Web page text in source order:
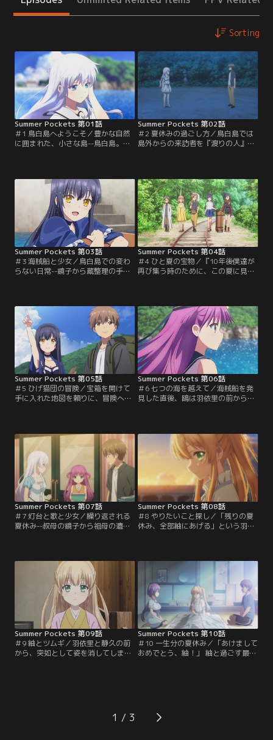
Sorting
Summer Pockets 第01話
＃1 鳥白島へようこそ／豊かな自然
に囲まれた、小さな島--鳥白島。高
なっていた。「さしずめ俺は、傷つ
いた渡り鳥か……」木陰で無防備に
寝る少女や、上半身裸で堂々と道を
歩く少年、親戚にあたるという加藤
うみなど、羽依里は鳥白島で様々な
人たちと出会っていく。【提供：バ
ンダイチャンネル】
Summer Pockets 第02話
＃2 夏休みの過ごし方／鳥白島では
島外からの来訪者を『渡りの人』と
呼び、歓待するのが習わしとなって
ゴツい水鉄砲で上半身裸の不届き者
を狙撃する野村美希、卓球に異常な
情熱を注ぐ加納天善--が、羽依里の
ために歓迎会を開いてくれる。そこ
で羽依里は…。【提供：バンダイチ
ャンネル】
Summer Pockets 第03話
＃3 海賊船と少女／鳥白島での変わ
らない日常--鏡子から蔵整理の手伝
引きずる好奇心旺盛な少女、久島
鴎。鴎は初対面にも関わらず、「羽
依里」の名を呼ぶと--この島に来た
目的が『宝探し』だと打ち明け、羽
依里を『宝探し』の冒険へと誘う。
幼少期に一度…。【提供：バンダイ
チャンネル】
Summer Pockets 第04話
＃4 ひと夏の宝物／『10年後僕達が
再び集う時のために、この夏に見つ
小学校の屋根裏部屋で見つけた宝箱
を開けるべく、手帳に書かれた暗号
を元に、4つの鍵を探し始める。鴎
と協力し、順調に鍵を発見していく
羽依里であったが--最後の鍵を見つ
けた際…。【提供：バンダイチャン
ネル】
Summer Pockets 第05話
＃5 ひげ猫団の冒険／宝箱を開けて
手に入れた地図を頼りに、冒険へと
た、海賊船があるという。今は使わ
れていないトロッコの線路を歩き、
かつて海賊船を見つけた岬へと至る
洞窟を目指す羽依里と鴎。炎天下の
中、羽依里は5人の子供達が線路を
歩く白昼夢を見る。【提供：バンダ
イチャンネル】
Summer Pockets 第06話
＃6 七つの海を越えて／海賊船を発
見した直後、鴎は羽依里の前から幻
ツケースだけが発見される。スーツ
ケースの中には『ひげ猫団の冒険』
という、古びた一冊の児童書が入っ
ていた。それをきっかけに、すべて
を思い出す羽依里。【提供：バンダ
イチャンネル】
Summer Pockets 第07話
＃7 灯台と歌と少女／繰り返される
夏休み--叔母の鏡子から祖母の遺品
出会いを通じて、羽依里は島での賑
やかな日々を過ごしていた。そんな
ある日、灯台で歌う紬ヴェンダース
を見かけ、言葉をかわす。「やりた
いこと」を探しているという紬のこ
とが…。【提供：バンダイチャンネ
ル】
Summer Pockets 第08話
＃8 やりたいこと探し／「残りの夏
休み、全部紬にあげる」という羽依
ダを作ることに決まった。こうし
て、羽依里と紬、静久の特別な夏休
みが始まって--同じ時を過ごす中
で、羽依里はいつしか紬のことが好
きになっていた。羽依里の気持ちを
知り、激しく動揺してしまう紬。
【提供：バンダイチャンネル】
Summer Pockets 第09話
＃9 紬とツムギ／羽依里と静久の前
から、突如として姿を消してしまう
紬。二人は紬を探すべく、ヴェンダ
る。鳥白島ではたびたび『神隠し』
が発生したらしく--かつて姿を消し
Summer Pockets 第10話
＃10 一生分の夏休み／「あけまして
おめでとう、紬！」 紬と過ごす最後
七夕、ハロウィンやクリスマスなど
など、季節外れのイベントを楽しん
1